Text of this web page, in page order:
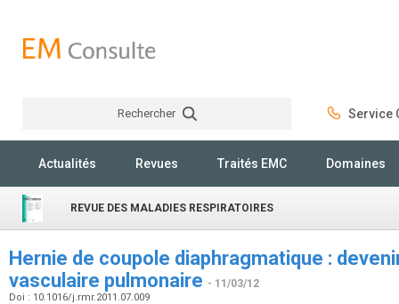
Rechercher Service
Actualités Revues Traités EMC Domaines
REVUE DES MALADIES RESPIRATOIRES
Hernie de coupole diaphragmatique :
vasculaire pulmonaire - 11/03/12
Doi : 10.1016/j.rmr.2011.07.009